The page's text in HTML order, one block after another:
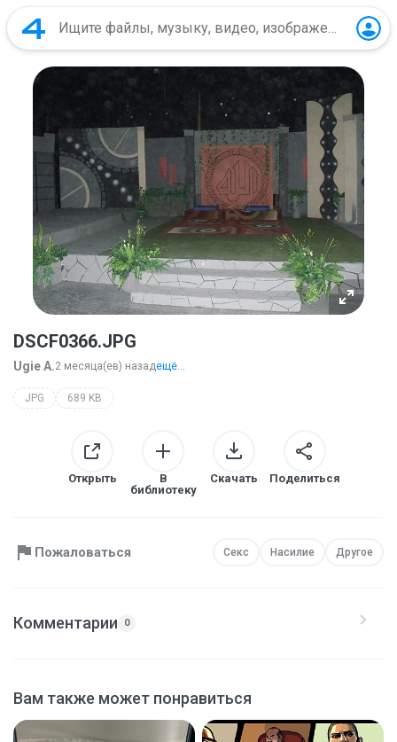
DSCF0366.JPG
Ugie A.2 месяца(ев) назадещё...
JPG 689 KB
Открыть
В
библиотеку
Скачать Поделиться
Пожаловаться Секс Насилие Другое
Комментарии 0
Вам также может понравиться